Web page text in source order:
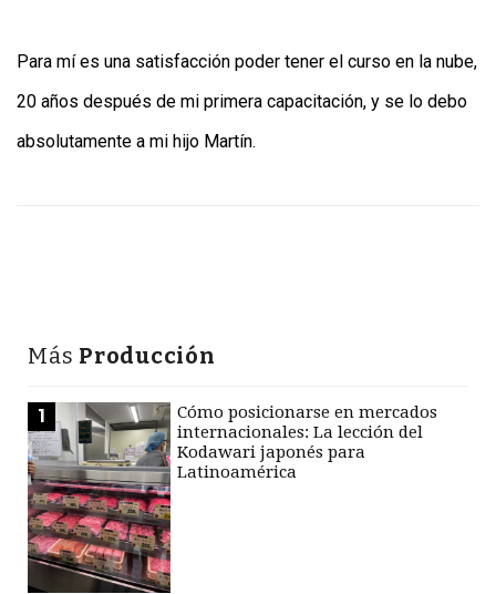
Para mí es una satisfacción poder tener el curso en la nube,
20 años después de mi primera capacitación, y se lo debo
absolutamente a mi hijo Martín.
Más Producción
1
Cómo posicionarse en mercados
internacionales: La lección del
Kodawari japonés para
Latinoamérica